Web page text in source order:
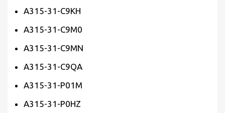
A315-31-C9KH
A315-31-C9M0
A315-31-C9MN
A315-31-C9QA
A315-31-P01M
A315-31-P0HZ